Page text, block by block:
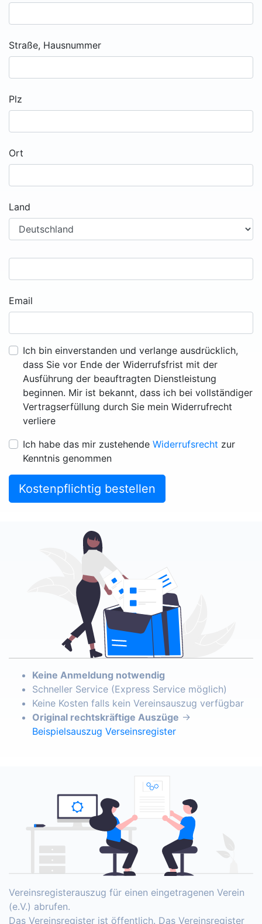
Straße, Hausnummer
Plz
Ort
Land
Email
Ich bin einverstanden und verlange ausdrücklich,
dass Sie vor Ende der Widerrufsfrist mit der
Ausführung der beauftragten Dienstleistung
beginnen. Mir ist bekannt, dass ich bei vollständiger
Vertragserfüllung durch Sie mein Widerrufrecht
verliere
Ich habe das mir zustehende Widerrufsrecht zur
Kenntnis genommen
Kostenpflichtig bestellen
Keine Anmeldung notwendig
Schneller Service (Express Service möglich)
Keine Kosten falls kein Vereinsauszug verfügbar
Original rechtskräftige Auszüge →
Beispielsauszug Verseinsregister
Vereinsregisterauszug für einen eingetragenen Verein
(e.V.) abrufen.
Das Vereinsregister ist öffentlich. Das Vereinsregister